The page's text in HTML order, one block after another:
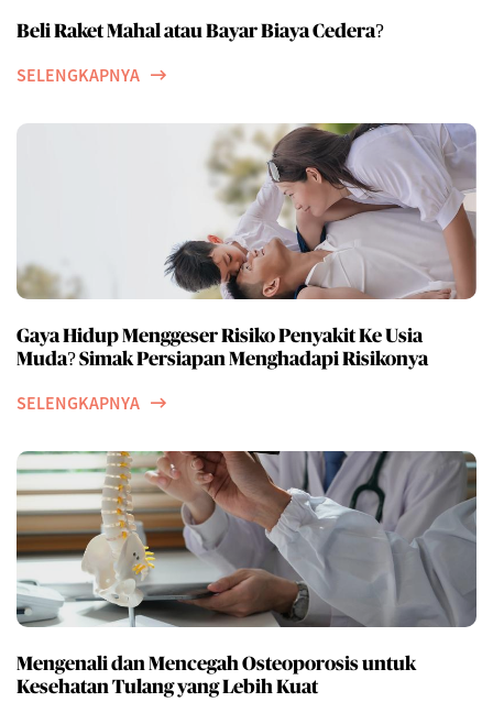
Beli Raket Mahal atau Bayar Biaya Cedera?
SELENGKAPNYA
Gaya Hidup Menggeser Risiko Penyakit Ke Usia
Muda? Simak Persiapan Menghadapi Risikonya
SELENGKAPNYA
Mengenali dan Mencegah Osteoporosis untuk
Kesehatan Tulang yang Lebih Kuat